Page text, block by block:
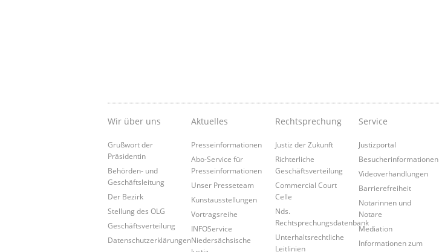
Wir über uns
Grußwort der
Präsidentin
Behörden- und
Geschäftsleitung
Der Bezirk
Stellung des OLG
Geschäftsverteilung
Datenschutzerklärungen
Aktuelles
Presseinformationen
Abo-Service für
Presseinformationen
Unser Presseteam
Kunstausstellungen
Vortragsreihe
INFOService
Niedersächsische
Rechtsprechung
Justiz der Zukunft
Richterliche
Geschäftsverteilung
Commercial Court
Celle
Nds.
Rechtsprechungsdatenbank
Unterhaltsrechtliche
Leitlinien
Service
Justizportal
Besucherinformationen
Videoverhandlungen
Barrierefreiheit
Notarinnen und
Notare
Mediation
Informationen zum